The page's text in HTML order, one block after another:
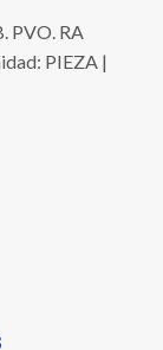
PVO. RA
PIEZA |